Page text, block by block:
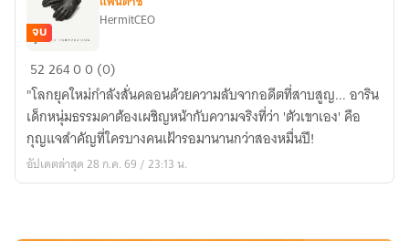
Narai
Protocol
Hermit
Corporation
จบ
HermitCEO
5226400 (0)
"โลกยุคใหม่กำลังสั่นคลอนด้วยความลับจากอดีตที่สาบสูญ... อาริน
เด็กหนุ่มธรรมดาต้องเผชิญหน้ากับความจริงที่ว่า 'ตัวเขาเอง' คือ
กุญแจสำคัญที่ใครบางคนเฝ้ารอมานานกว่าสองหมื่นปี!
อัปเดตล่าสุด 28 ก.ค. 69 / 23:13 น.